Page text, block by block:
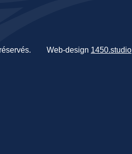
Web-design 1450.studio